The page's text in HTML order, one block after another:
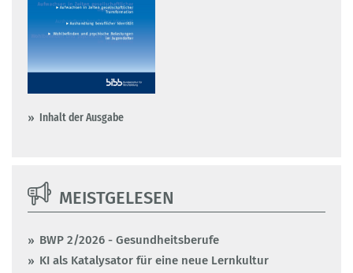
Inhalt der Ausgabe
MEISTGELESEN
BWP 2/2026 - Gesundheitsberufe
KI als Katalysator für eine neue Lernkultur